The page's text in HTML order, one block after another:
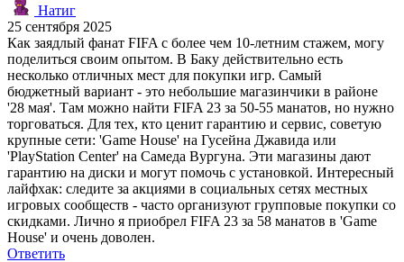
Натиг
25 сентября 2025
Как заядлый фанат FIFA с более чем 10-летним стажем, могу
поделиться своим опытом. В Баку действительно есть
несколько отличных мест для покупки игр. Самый
бюджетный вариант - это небольшие магазинчики в районе
'28 мая'. Там можно найти FIFA 23 за 50-55 манатов, но нужно
торговаться. Для тех, кто ценит гарантию и сервис, советую
крупные сети: 'Game House' на Гусейна Джавида или
'PlayStation Center' на Самеда Вургуна. Эти магазины дают
гарантию на диски и могут помочь с установкой. Интересный
лайфхак: следите за акциями в социальных сетях местных
игровых сообществ - часто организуют групповые покупки со
скидками. Лично я приобрел FIFA 23 за 58 манатов в 'Game
House' и очень доволен.
Ответить